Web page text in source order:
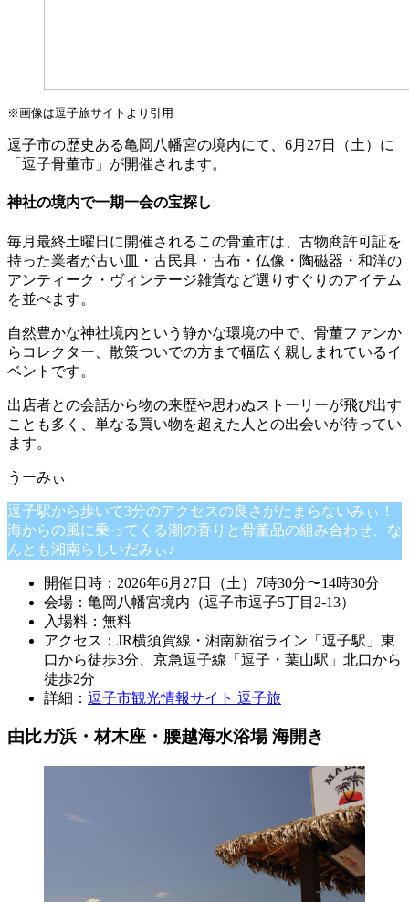
※画像は逗子旅サイトより引用
逗子市の歴史ある亀岡八幡宮の境内にて、6月27日（土）に
「逗子骨董市」が開催されます。
神社の境内で一期一会の宝探し
毎月最終土曜日に開催されるこの骨董市は、古物商許可証を
持った業者が古い皿・古民具・古布・仏像・陶磁器・和洋の
アンティーク・ヴィンテージ雑貨など選りすぐりのアイテム
を並べます。
自然豊かな神社境内という静かな環境の中で、骨董ファンか
らコレクター、散策ついでの方まで幅広く親しまれているイ
ベントです。
出店者との会話から物の来歴や思わぬストーリーが飛び出す
ことも多く、単なる買い物を超えた人との出会いが待ってい
ます。
逗子駅から歩いて3分のアクセスの良さがたまらないみぃ！
海からの風に乗ってくる潮の香りと骨董品の組み合わせ、な
んとも湘南らしいだみぃ♪
開催日時：2026年6月27日（土）7時30分〜14時30分
会場：亀岡八幡宮境内（逗子市逗子5丁目2-13）
入場料：無料
アクセス：JR横須賀線・湘南新宿ライン「逗子駅」東
口から徒歩3分、京急逗子線「逗子・葉山駅」北口から
徒歩2分
詳細： 逗子市観光情報サイト 逗子旅
由比ガ浜・材木座・腰越海水浴場 海開き